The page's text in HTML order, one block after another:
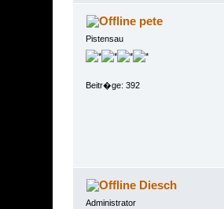
pete
Pistensau
Beitr�ge: 392
Diesch
Administrator